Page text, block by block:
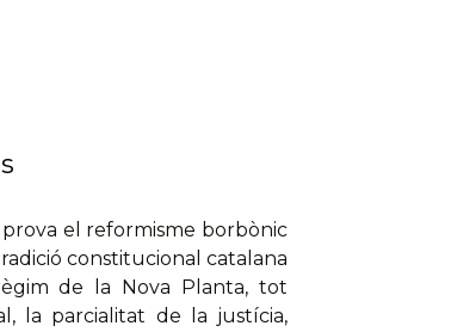
el reformisme borbònic
constitucional catalana
de la Nova Planta, tot
la parcialitat de la justícia,